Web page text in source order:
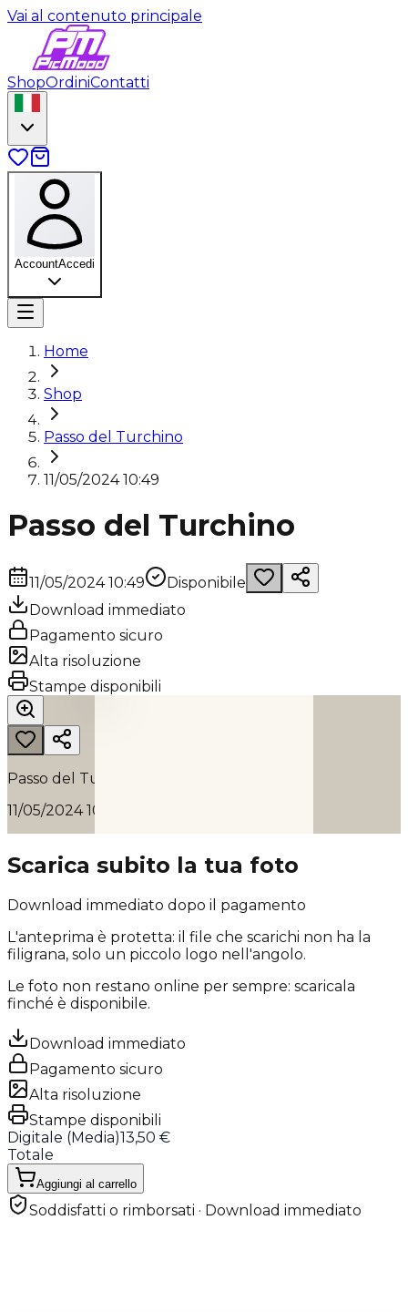
Vai al contenuto principale
ShopOrdiniContatti
AccountAccedi
Home
Shop
Passo del Turchino
11/05/2024 10:49
Passo del Turchino
11/05/2024 10:49
Disponibile
Download immediato
Pagamento sicuro
Alta risoluzione
Stampe disponibili
Passo del Turchino
11/05/2024 10:49
Scarica subito la tua foto
Download immediato dopo il pagamento
L'anteprima è protetta: il file che scarichi non ha la
filigrana, solo un piccolo logo nell'angolo.
Le foto non restano online per sempre: scaricala
finché è disponibile.
Download immediato
Pagamento sicuro
Alta risoluzione
Stampe disponibili
Digitale (Media)13,50 €
Totale
Aggiungi al carrello
Soddisfatti o rimborsati · Download immediato